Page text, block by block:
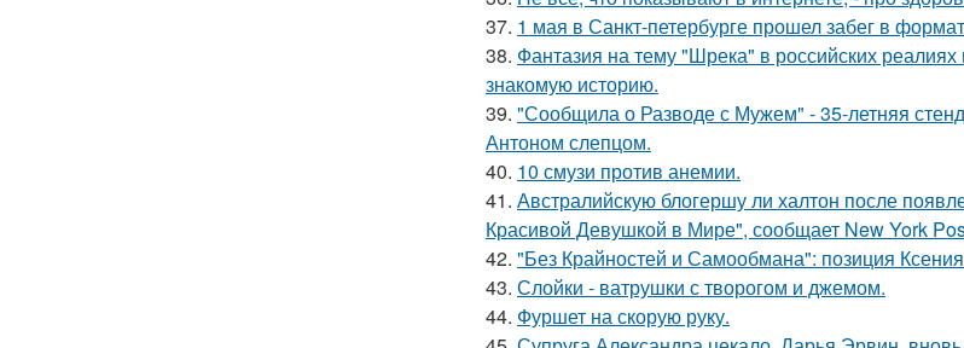
37. 1 мая в Санкт-петербурге прошел забег в
38. Фантазия на тему "Шрека" в российских
знакомую историю.
39. "Сообщила о Разводе с Мужем" - 35-летняя
Антоном слепцом.
40. 10 смузи против анемии.
41. Австралийскую блогершу ли халтон после
Красивой Девушкой в Мире", сообщает New York
42. "Без Крайностей и Самообмана": позиция
43. Слойки - ватрушки с творогом и джемом.
44. Фуршет на скорую руку.